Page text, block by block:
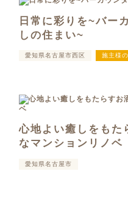
日常に彩りを~バー
しの住まい~
愛知県名古屋市西区 施主様
心地よい癒しをもた
なマンションリノベ
愛知県名古屋市